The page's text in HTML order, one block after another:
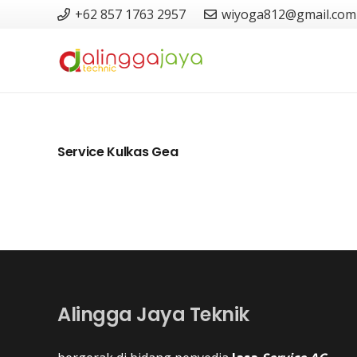
+62 857 1763 2957 wiyoga812@gmail.com
Service Kulkas Gea
Alingga Jaya Teknik